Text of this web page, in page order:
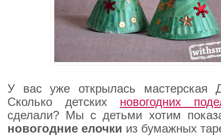
У вас уже открылась мастерская
Сколько детских новогодних
сделали? Мы с детьми хотим
новогодние елочки из бумажных